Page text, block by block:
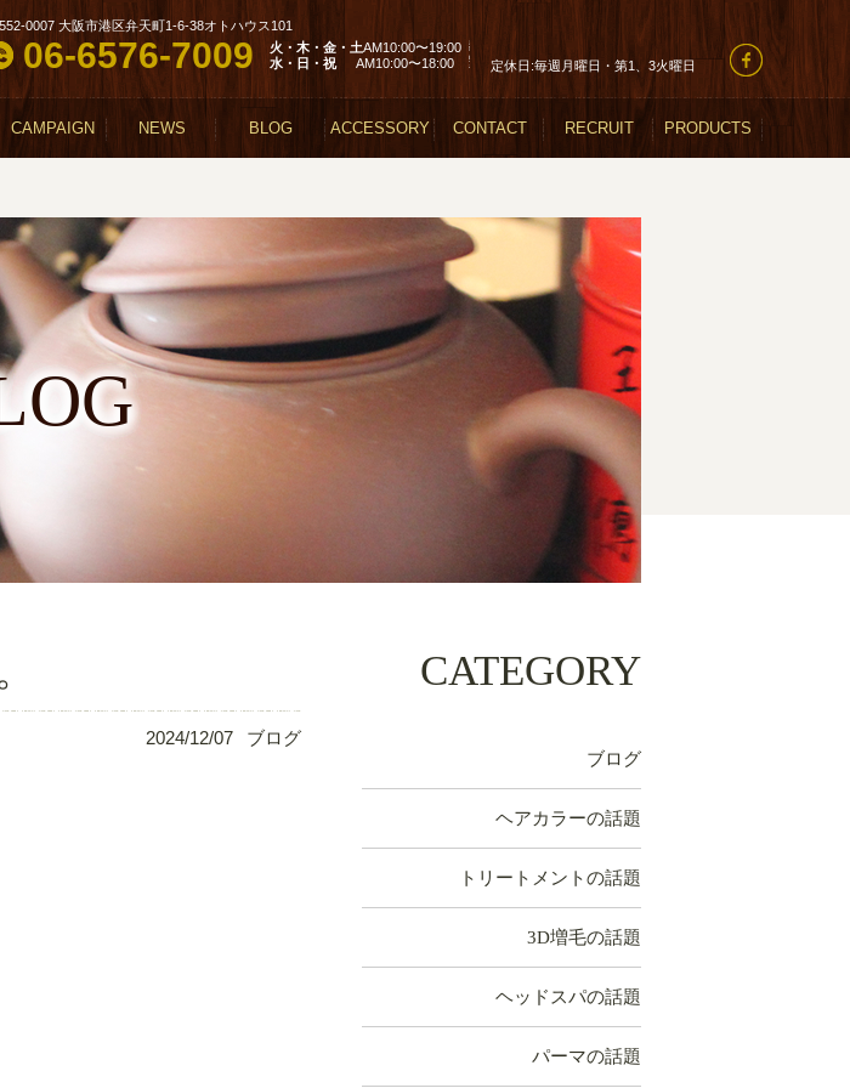
0007 大阪市港区弁天町1-6-38オトハウス101
06-6576-7009 火・木・金・土AM10:00〜19:00
水・日・祝
AM10:00〜18:00 定休日:毎週月曜日・第1、3火曜日
CAMPAIGN NEWS BLOG ACCESSORY CONTACT RECRUIT PRODUCTS
2024/12/07 ブログ
CATEGORY
ブログ
ヘアカラーの話題
トリートメントの話題
3D増毛の話題
ヘッドスパの話題
パーマの話題